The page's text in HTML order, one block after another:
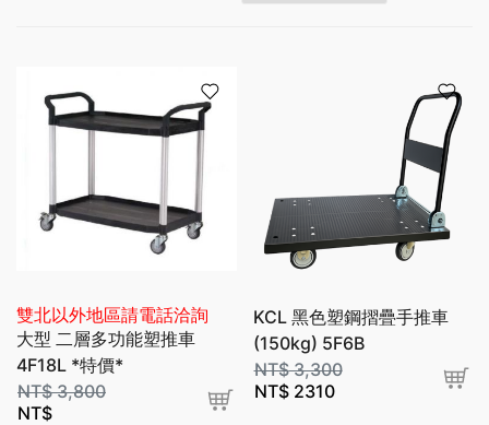
雙北以外地區請電話洽詢
大型 二層多功能塑推車
4F18L *特價*
NT$3,800
NT$
KCL 黑色塑鋼摺疊手推車
(150kg) 5F6B
NT$3,300
NT$2310